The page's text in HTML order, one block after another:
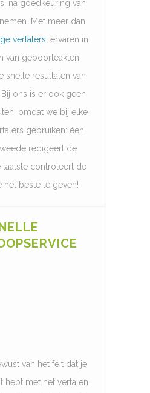
na goedkeuring van
Met meer dan
vertalers , ervaren in
van geboorteakten,
snelle resultaten van
ons is er ook geen
omdat we bij elke
gebruiken: één
redigeert de
laatste controleert de
het beste te geven!
van het feit dat je
hebt met het vertalen